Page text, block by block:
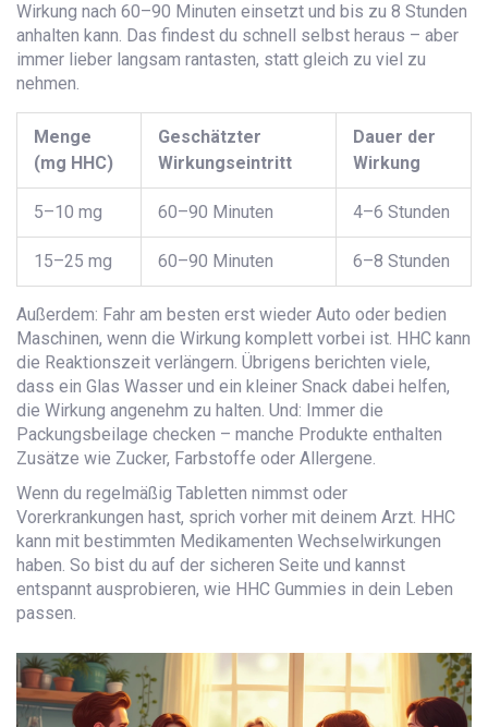
Wirkung nach 60–90 Minuten einsetzt und bis zu 8 Stunden
anhalten kann. Das findest du schnell selbst heraus – aber
immer lieber langsam rantasten, statt gleich zu viel zu
nehmen.
Menge
(mg HHC)
Geschätzter
Wirkungseintritt
Dauer der
Wirkung
5–10 mg 60–90 Minuten 4–6 Stunden
15–25 mg 60–90 Minuten 6–8 Stunden
Außerdem: Fahr am besten erst wieder Auto oder bedien
Maschinen, wenn die Wirkung komplett vorbei ist. HHC kann
die Reaktionszeit verlängern. Übrigens berichten viele,
dass ein Glas Wasser und ein kleiner Snack dabei helfen,
die Wirkung angenehm zu halten. Und: Immer die
Packungsbeilage checken – manche Produkte enthalten
Zusätze wie Zucker, Farbstoffe oder Allergene.
Wenn du regelmäßig Tabletten nimmst oder
Vorerkrankungen hast, sprich vorher mit deinem Arzt. HHC
kann mit bestimmten Medikamenten Wechselwirkungen
haben. So bist du auf der sicheren Seite und kannst
entspannt ausprobieren, wie HHC Gummies in dein Leben
passen.